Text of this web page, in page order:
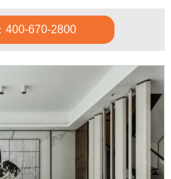
400-670-2800